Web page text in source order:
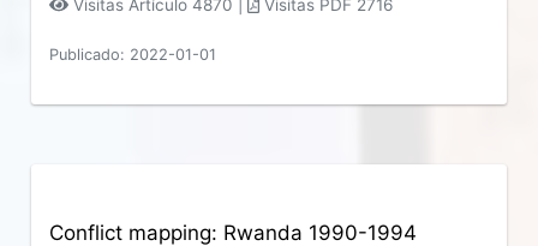
Visitas Artículo 4870 | Visitas PDF 2716
Publicado: 2022-01-01
Conflict mapping: Rwanda 1990-1994